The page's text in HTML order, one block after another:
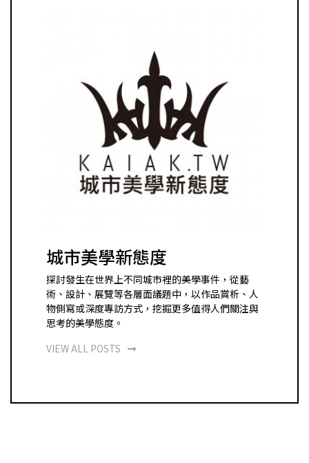
城市美學新態度
探討發生在世界上不同城市裡的美學事件，從藝
術、設計、展覽等各層面議題中，以作品賞析、人
物側寫或深度專訪方式，挖掘更多值得人們關注與
思考的美學態度。
VIEW ALL POSTS